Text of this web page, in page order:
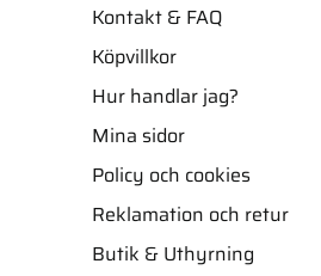
Kontakt & FAQ
Köpvillkor
Hur handlar jag?
Mina sidor
Policy och cookies
Reklamation och retur
Butik & Uthyrning